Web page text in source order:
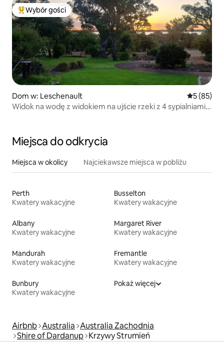
Najpopularniejsze z kategorii Wybór gości
Wybór gości
Dom w: Leschenault Średnia
5 (85)
Widok na wodę z widokiem na ujście rzeki z 4 sypialniami i
Miejsca do odkrycia
Miejsca w okolicy Najciekawsze miejsca w pobliżu
Perth
Kwatery wakacyjne
Busselton
Kwatery wakacyjne
Albany
Kwatery wakacyjne
Margaret River
Kwatery wakacyjne
Mandurah
Kwatery wakacyjne
Fremantle
Kwatery wakacyjne
Bunbury
Kwatery wakacyjne
Pokaż więcej
Airbnb Australia Australia Zachodnia
Shire of Dardanup Krzywy Strumień